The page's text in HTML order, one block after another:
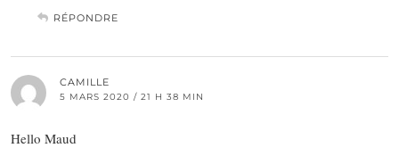
RÉPONDRE
CAMILLE
5 MARS 2020 / 21 H 38 MIN
Hello Maud